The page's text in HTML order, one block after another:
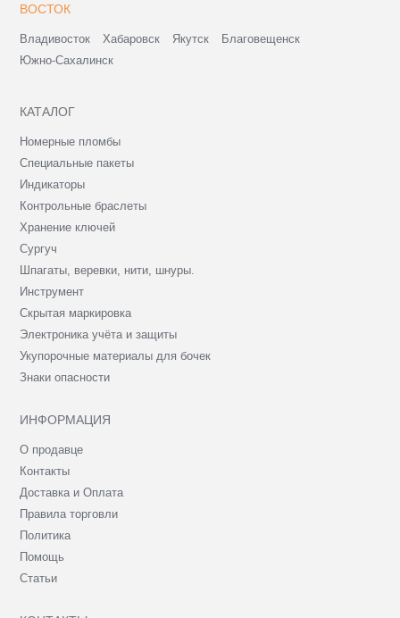
ВОСТОК
Владивосток Хабаровск Якутск
Благовещенск
Южно-Сахалинск
КАТАЛОГ
Номерные пломбы
Специальные пакеты
Индикаторы
Контрольные браслеты
Хранение ключей
Сургуч
Шпагаты, веревки, нити, шнуры.
Инструмент
Скрытая маркировка
Электроника учёта и защиты
Укупорочные материалы для бочек
Знаки опасности
ИНФОРМАЦИЯ
О продавце
Контакты
Доставка и Оплата
Правила торговли
Политика
Помощь
Статьи